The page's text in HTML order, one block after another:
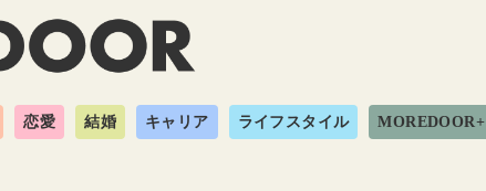
恋愛 結婚 キャリア ライフスタイル MOREDOOR+